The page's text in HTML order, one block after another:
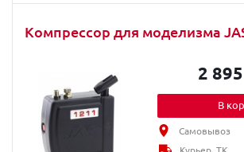
Компрессор для моделизма
2
В
Самовывоз